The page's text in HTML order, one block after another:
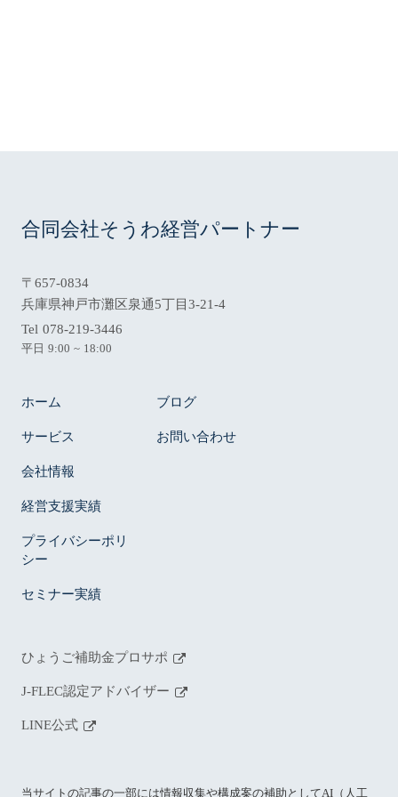
合同会社そうわ経営パートナー
〒657-0834
兵庫県神戸市灘区泉通5丁目3-21-4
Tel 078-219-3446
平日 9:00 ~ 18:00
ホーム
サービス
会社情報
経営支援実績
プライバシーポリ
シー
セミナー実績
ブログ
お問い合わせ
ひょうご補助金プロサポ
J-FLEC認定アドバイザー
LINE公式
当サイトの記事の一部には情報収集や構成案の補助としてAI（人工